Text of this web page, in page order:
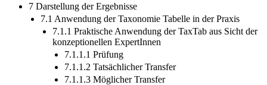
7 Darstellung der Ergebnisse
7.1 Anwendung der Taxonomie Tabelle in der Praxis
7.1.1 Praktische Anwendung der TaxTab aus Sicht der
konzeptionellen ExpertInnen
7.1.1.1 Prüfung
7.1.1.2 Tatsächlicher Transfer
7.1.1.3 Möglicher Transfer